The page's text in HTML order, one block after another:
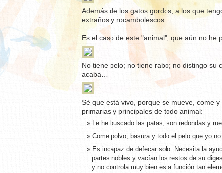
Además de los gatos gordos, a los que
extraños y rocambolescos…
Es el caso de este "animal", que aún no he
No tiene pelo; no tiene rabo; no distingo su
acaba…
Sé que está vivo, porque se mueve, come
primarias y principales de todo animal:
Le he buscado las patas; son redondas y
Come polvo, basura y todo el pelo que yo
Es incapaz de defecar solo. Necesita la
partes nobles y vacían los restos de su
y no controla muy bien esta función tan